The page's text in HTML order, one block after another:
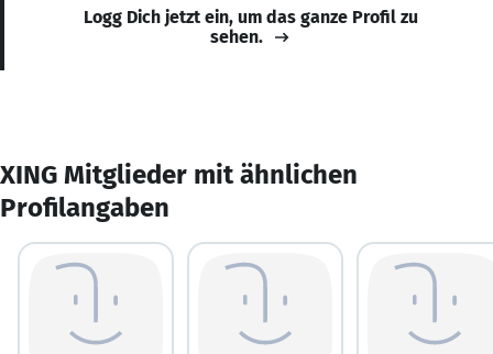
Logg Dich jetzt ein, um das ganze Profil zu
sehen.
XING Mitglieder mit ähnlichen
Profilangaben